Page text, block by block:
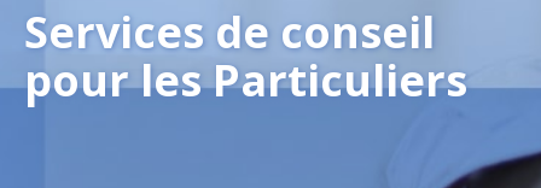
Services de conseil
pour les Particuliers